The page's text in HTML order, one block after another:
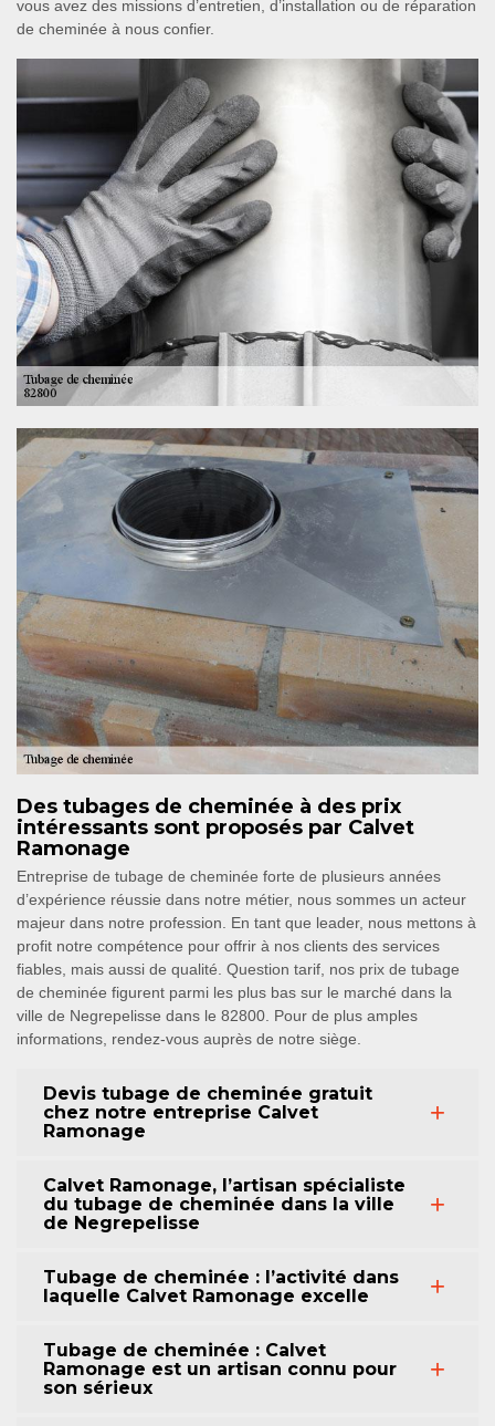
vous avez des missions d’entretien, d’installation ou de réparation
de cheminée à nous confier.
Des tubages de cheminée à des prix
intéressants sont proposés par Calvet
Ramonage
Entreprise de tubage de cheminée forte de plusieurs années
d’expérience réussie dans notre métier, nous sommes un acteur
majeur dans notre profession. En tant que leader, nous mettons à
profit notre compétence pour offrir à nos clients des services
fiables, mais aussi de qualité. Question tarif, nos prix de tubage
de cheminée figurent parmi les plus bas sur le marché dans la
ville de Negrepelisse dans le 82800. Pour de plus amples
informations, rendez-vous auprès de notre siège.
Devis tubage de cheminée gratuit
chez notre entreprise Calvet
Ramonage
Calvet Ramonage, l’artisan spécialiste
du tubage de cheminée dans la ville
de Negrepelisse
Tubage de cheminée : l’activité dans
laquelle Calvet Ramonage excelle
Tubage de cheminée : Calvet
Ramonage est un artisan connu pour
son sérieux